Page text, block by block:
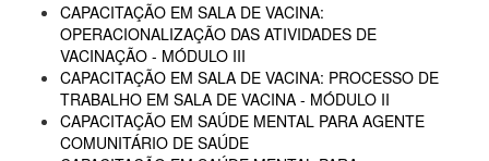
CAPACITAÇÃO EM SALA DE VACINA:
OPERACIONALIZAÇÃO DAS ATIVIDADES DE
VACINAÇÃO - MÓDULO III
CAPACITAÇÃO EM SALA DE VACINA: PROCESSO DE
TRABALHO EM SALA DE VACINA - MÓDULO II
CAPACITAÇÃO EM SAÚDE MENTAL PARA AGENTE
COMUNITÁRIO DE SAÚDE